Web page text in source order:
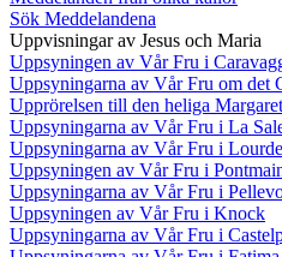
Sök Meddelandena
Uppvisningar av Jesus och Maria
Uppsyningen av Vår Fru i
Uppsyningarna av Vår Fru om det
Upprörelsen till den heliga
Uppsyningarna av Vår Fru i La
Uppsyningarna av Vår Fru i
Uppsyningen av Vår Fru i
Uppsyningarna av Vår Fru i
Uppsyningen av Vår Fru i Knock
Uppsyningarna av Vår Fru i